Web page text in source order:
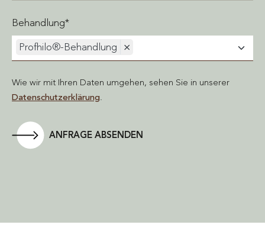
Behandlung*
Profhilo®-Behandlung ×
Wie wir mit Ihren Daten umgehen, sehen Sie in unserer
Datenschutzerklärung.
ANFRAGE ABSENDEN